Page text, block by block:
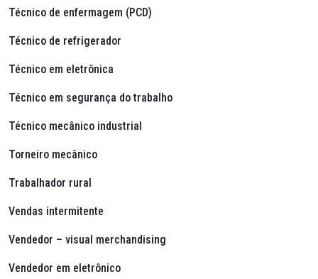
Técnico de enfermagem (PCD)
Técnico de refrigerador
Técnico em eletrônica
Técnico em segurança do trabalho
Técnico mecânico industrial
Torneiro mecânico
Trabalhador rural
Vendas intermitente
Vendedor – visual merchandising
Vendedor em eletrônico